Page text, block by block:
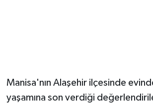
Manisa'nın Alaşehir ilçesinde
yaşamına son verdiği
ÖZEL HABER